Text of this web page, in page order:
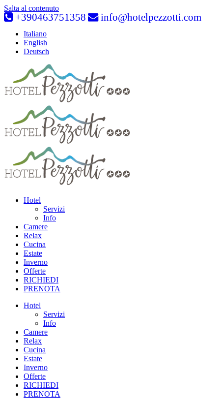
Salta al contenuto
+390463751358 info@hotelpezzotti.com
Italiano
English
Deutsch
Hotel
Servizi
Info
Camere
Relax
Cucina
Estate
Inverno
Offerte
RICHIEDI
PRENOTA
Hotel
Servizi
Info
Camere
Relax
Cucina
Estate
Inverno
Offerte
RICHIEDI
PRENOTA